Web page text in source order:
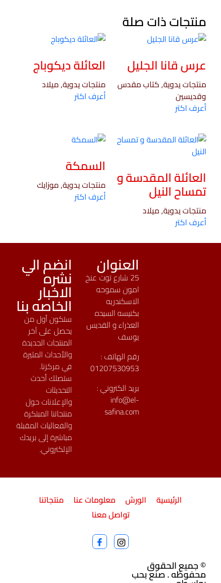
منتجات ذات صلة
عرس قانا الجليل
منتجات يدوية, كتاب مقدس
وقديسين
أعرف اكتر
العائلة ديكوباج
منتجات يدوية, ميلاد
أعرف اكتر
العائلة المقدسة و
تمساح النيل
منتجات يدوية, ميلاد
أعرف اكتر
السمكة
منتجات يدوية, موزايك
أعرف اكتر
العنوان
25 شارع توت عنخ
امون سموحه
الاسكندريه
بكنيسه السيده
العذراء و القديس
يوسف
رقم الهاتف :
01207530953
بريد الكتروني :
info@el-
safina.com
انضم الي
نشره
الاخبار
الخاصه بنا
ستكون أول من
يحصل على آخر
المنتجات الجديدة
والأحداث المثيرة
في مركزنا.
ستصلك أحدث
التحديثات
والإعلانات حول
منتجاتنا المبتكرة
والفعاليات المقبلة
مباشرة إلى بريدك
الإلكتروني.
© جميع الحقوق
محفوظه . صنع بحب
الرئيسية الورش معلومات عنا
منتجاتنا
تواصل معنا